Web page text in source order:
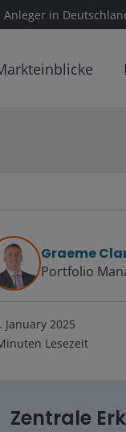
Anleger in
Graeme
Portfolio
January 2025
Lesezeit
Zentrale